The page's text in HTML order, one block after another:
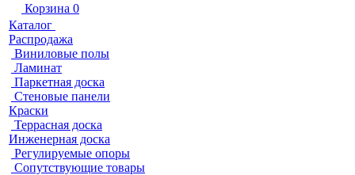
Корзина 0
Каталог
Распродажа
Виниловые полы
Ламинат
Паркетная доска
Стеновые панели
Краски
Террасная доска
Инженерная доска
Регулируемые опоры
Сопутствующие товары